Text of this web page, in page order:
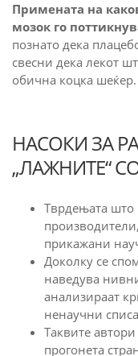
Примената на
мозок го
познато дека
свесни дека лекот
обична коцка шеќер.
НАСОКИ ЗА
„ЛАЖНИТЕ“
Тврдењата што
прикажани
Доколку се
наведува
анализираат
ненаучни
Таквите
прогонета